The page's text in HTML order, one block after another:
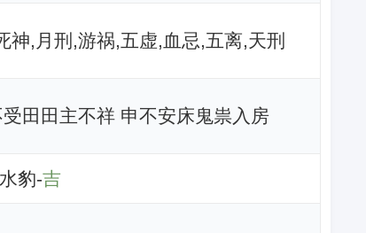
神,月刑,游祸,五虚,血忌,五离,天刑
受田田主不祥 申不安床鬼祟入房
豹-吉